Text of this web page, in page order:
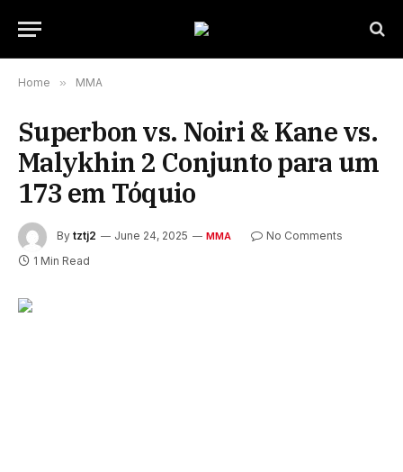
Home » MMA
Superbon vs. Noiri & Kane vs.
Malykhin 2 Conjunto para um
173 em Tóquio
By tztj2 June 24, 2025 MMA
No Comments
1 Min Read